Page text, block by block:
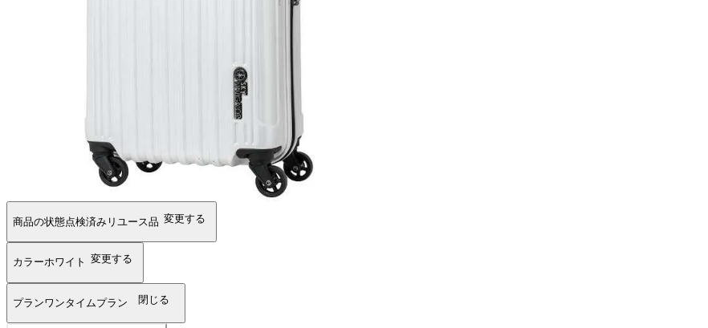
商品の状態点検済みリユース品 変更する
カラーホワイト 変更する
プランワンタイムプラン 閉じる